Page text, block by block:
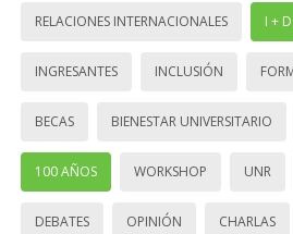
RELACIONES INTERNACIONALES I + D
INGRESANTES INCLUSIÓN
BECAS BIENESTAR UNIVERSITARIO
100 AÑOS WORKSHOP UNR
DEBATES OPINIÓN CHARLAS